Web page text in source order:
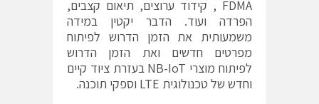
FDMA , קידוד ערוצים, תיאום קצבים,
הפרדה ועוד. הדבר יקטין במידה
משמעותית את הזמן הדרוש לפיתוח
מפרטים חדשים ואת הזמן הדרוש
לפיתוח מוצרי NB-IoT בעזרת ציוד קיים
וחדש של טכנולוגית LTE וספקי תוכנה.